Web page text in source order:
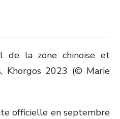
officielle en septembre